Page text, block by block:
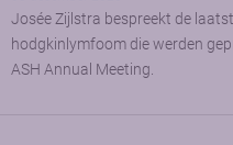
Josée Zijlstra bespreekt de
hodgkinlymfoom die werden
ASH Annual Meeting.